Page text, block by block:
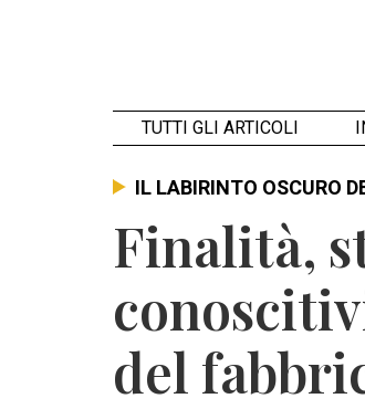
TUTTI GLI ARTICOLI
IL LABIRINTO OSCURO
Finalità,
del